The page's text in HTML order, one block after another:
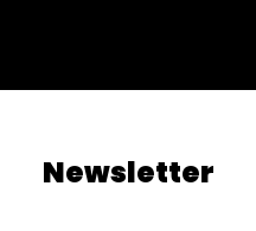
Newsletter